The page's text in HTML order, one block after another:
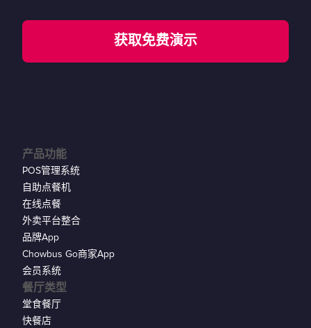
获取免费演示
产品功能
POS管理系统
自助点餐机
在线点餐
外卖平台整合
品牌App
Chowbus Go商家App
会员系统
餐厅类型
堂食餐厅
快餐店